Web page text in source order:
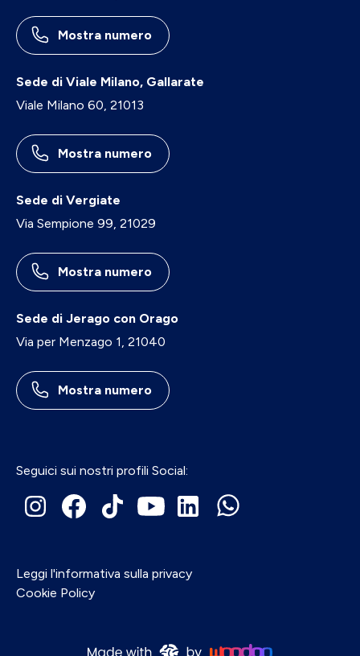
Mostra numero
Sede di Viale Milano, Gallarate
Viale Milano 60, 21013
Mostra numero
Sede di Vergiate
Via Sempione 99, 21029
Mostra numero
Sede di Jerago con Orago
Via per Menzago 1, 21040
Mostra numero
Seguici sui nostri profili Social:
Leggi l'informativa sulla privacy
Cookie Policy